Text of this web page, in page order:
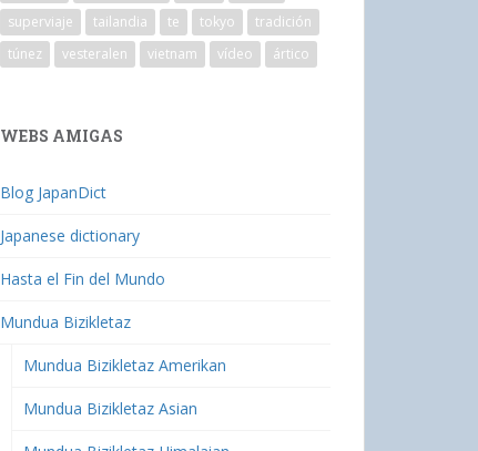
superviaje
tailandia te tokyo
tradición
túnez
vesteralen vietnam vídeo ártico
WEBS AMIGAS
Blog JapanDict
Japanese dictionary
Hasta el Fin del Mundo
Mundua Bizikletaz
Mundua Bizikletaz Amerikan
Mundua Bizikletaz Asian